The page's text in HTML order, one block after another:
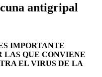
antigripal
IMPORTANTE
LAS QUE CONVIENE
EL VIRUS DE LA